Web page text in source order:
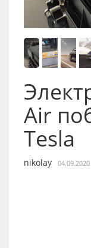
Air
Tesla
nikolay 04.09.2020